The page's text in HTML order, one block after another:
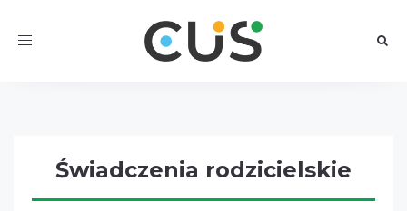
Toggle
Świadczenia rodzicielskie